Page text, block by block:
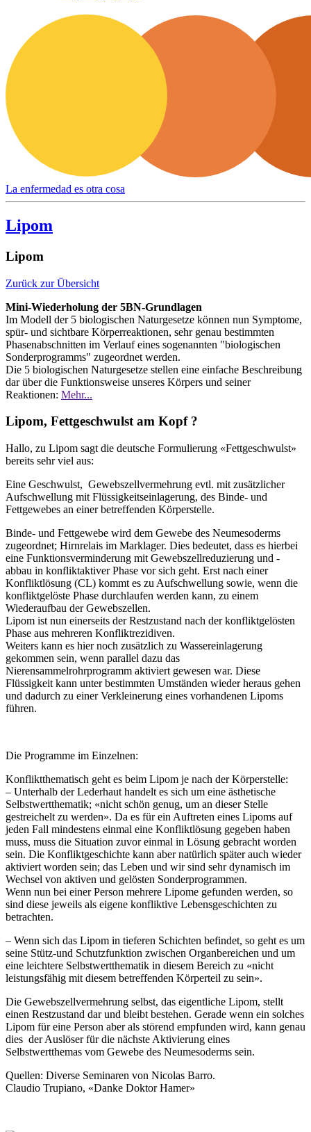
La enfermedad es otra cosa
Lipom
Lipom
Zurück zur Übersicht
Mini-Wiederholung der 5BN-Grundlagen
Im Modell der 5 biologischen Naturgesetze können nun Symptome,
spür- und sichtbare Körperreaktionen, sehr genau bestimmten
Phasenabschnitten im Verlauf eines sogenannten "biologischen
Sonderprogramms" zugeordnet werden.
Die 5 biologischen Naturgesetze stellen eine einfache Beschreibung
dar über die Funktionsweise unseres Körpers und seiner
Reaktionen: Mehr...
Lipom, Fettgeschwulst am Kopf ?
Hallo, zu Lipom sagt die deutsche Formulierung «Fettgeschwulst»
bereits sehr viel aus:
Eine Geschwulst, Gewebszellvermehrung evtl. mit zusätzlicher
Aufschwellung mit Flüssigkeitseinlagerung, des Binde- und
Fettgewebes an einer betreffenden Körperstelle.
Binde- und Fettgewebe wird dem Gewebe des Neumesoderms
zugeordnet; Hirnrelais im Marklager. Dies bedeutet, dass es hierbei
eine Funktionsverminderung mit Gewebszellreduzierung und -
abbau in konfliktaktiver Phase vor sich geht. Erst nach einer
Konfliktlösung (CL) kommt es zu Aufschwellung sowie, wenn die
konfliktgelöste Phase durchlaufen werden kann, zu einem
Wiederaufbau der Gewebszellen.
Lipom ist nun einerseits der Restzustand nach der konfliktgelösten
Phase aus mehreren Konfliktrezidiven.
Weiters kann es hier noch zusätzlich zu Wassereinlagerung
gekommen sein, wenn parallel dazu das
Nierensammelrohrprogramm aktiviert gewesen war. Diese
Flüssigkeit kann unter bestimmten Umständen wieder heraus gehen
und dadurch zu einer Verkleinerung eines vorhandenen Lipoms
führen.
Die Programme im Einzelnen:
Konfliktthematisch geht es beim Lipom je nach der Körperstelle:
– Unterhalb der Lederhaut handelt es sich um eine ästhetische
Selbstwertthematik; «nicht schön genug, um an dieser Stelle
gestreichelt zu werden». Da es für ein Auftreten eines Lipoms auf
jeden Fall mindestens einmal eine Konfliktlösung gegeben haben
muss, muss die Situation zuvor einmal in Lösung gebracht worden
sein. Die Konfliktgeschichte kann aber natürlich später auch wieder
aktiviert worden sein; das Leben und wir sind sehr dynamisch im
Wechsel von aktiven und gelösten Sonderprogrammen.
Wenn nun bei einer Person mehrere Lipome gefunden werden, so
sind diese jeweils als eigene konfliktive Lebensgeschichten zu
betrachten.
– Wenn sich das Lipom in tieferen Schichten befindet, so geht es um
seine Stütz-und Schutzfunktion zwischen Organbereichen und um
eine leichtere Selbstwertthematik in diesem Bereich zu «nicht
leistungsfähig mit diesem betreffenden Körperteil zu sein».
Die Gewebszellvermehrung selbst, das eigentliche Lipom, stellt
einen Restzustand dar und bleibt bestehen. Gerade wenn ein solches
Lipom für eine Person aber als störend empfunden wird, kann genau
dies der Auslöser für die nächste Aktivierung eines
Selbstwertthemas vom Gewebe des Neumesoderms sein.
Quellen: Diverse Seminaren von Nicolas Barro.
Claudio Trupiano, «Danke Doktor Hamer»